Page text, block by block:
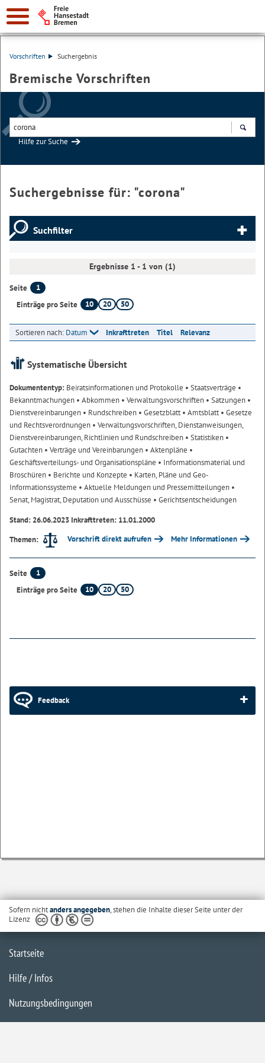
Vorschriften Suchergebnis
Bremische Vorschriften
Hilfe zur Suche
Suchergebnisse für: "corona"
Suchfilter
Ergebnisse 1 - 1 von (1)
Seite
1
Einträge pro Seite
10 20 50
Sortieren nach: Datum Inkrafttreten Titel Relevanz
Systematische Übersicht
Dokumententyp: Beiratsinformationen und Protokolle • Staatsverträge •
Bekanntmachungen • Abkommen • Verwaltungsvorschriften • Satzungen •
Dienstvereinbarungen • Rundschreiben • Gesetzblatt• Amtsblatt• Gesetze
und Rechtsverordnungen • Verwaltungsvorschriften, Dienstanweisungen,
Dienstvereinbarungen, Richtlinien und Rundschreiben • Statistiken •
Gutachten • Verträge und Vereinbarungen • Aktenpläne •
Geschäftsverteilungs- und Organisationspläne • Informationsmaterial und
Broschüren • Berichte und Konzepte • Karten, Pläne und Geo-
Informationssysteme • Aktuelle Meldungen und Pressemitteilungen •
Senat, Magistrat, Deputation und Ausschüsse • Gerichtsentscheidungen
Stand: 26.06.2023 Inkrafttreten: 11.01.2000
Themen:
Vorschrift direkt aufrufen Mehr Informationen
Seite
1
Einträge pro Seite
10 20 50
Feedback
Sofern nichtanders angegeben, stehen die Inhalte dieser Seite unter der
Lizenz
Startseite
Hilfe / Infos
Nutzungsbedingungen